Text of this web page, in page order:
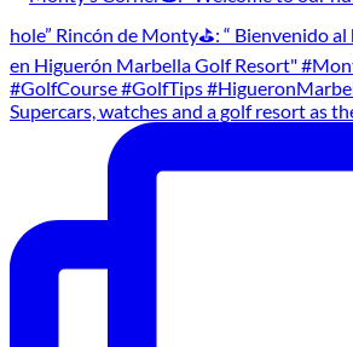
Supercars, watches and a golf resort as